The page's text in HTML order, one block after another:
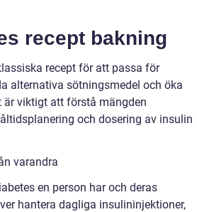
recept bakning
recept för att passa för
alternativa sötningsmedel och öka
är viktigt att förstå mängden
och dosering av insulin
varandra
en person har och deras
hantera dagliga insulininjektioner,